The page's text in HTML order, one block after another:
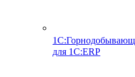
для 1С:ERP